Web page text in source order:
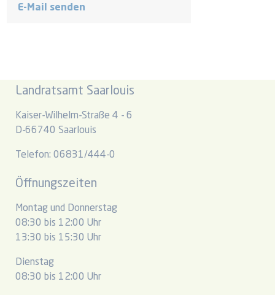
E-Mail senden
Landratsamt Saarlouis
Kaiser-Wilhelm-Straße 4 - 6
D-66740 Saarlouis
Telefon: 06831/444-0
Öffnungszeiten
Montag und Donnerstag
08:30 bis 12:00 Uhr
13:30 bis 15:30 Uhr
Dienstag
08:30 bis 12:00 Uhr